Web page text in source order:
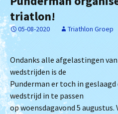
triatlon!
05-08-2020 Triathlon Groep
Ondanks alle afgelastingen
wedstrijden is de
Punderman er toch in
wedstrijd in te passen
op woensdagavond 5 augustus.